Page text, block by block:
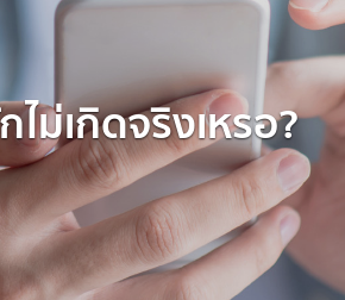
ม่เกิดจริงเหรอ?